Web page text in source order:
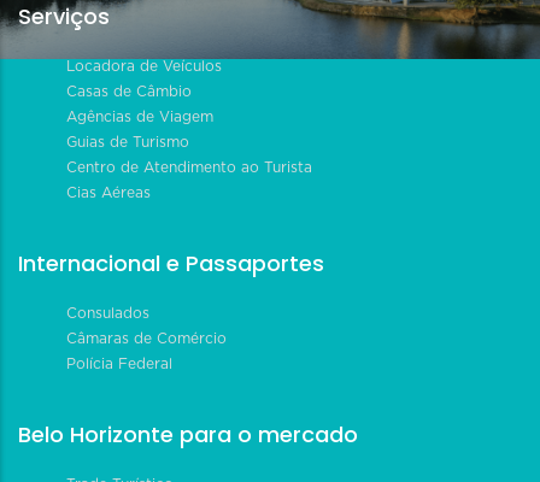
Serviços
Locadora de Veículos
Casas de Câmbio
Agências de Viagem
Guias de Turismo
Centro de Atendimento ao Turista
Cias Aéreas
Internacional e Passaportes
Consulados
Câmaras de Comércio
Polícia Federal
Belo Horizonte para o mercado